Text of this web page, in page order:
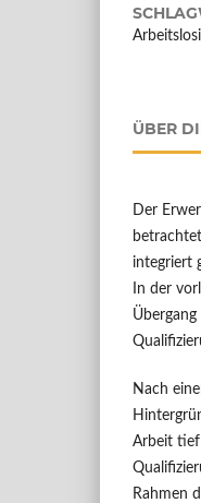
ÜBER
Der
integriert
In der
Nach
Arbeit tief
Rahmen